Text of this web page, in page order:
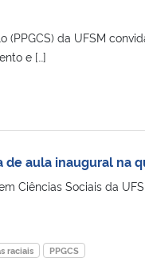
da UFSM
e […]
de aula inaugural na
Ciências Sociais da
raciais PPGCS